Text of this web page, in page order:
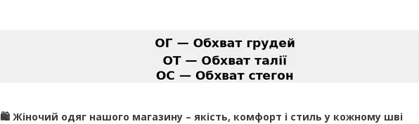
🛍️ Жіночий одяг нашого магазину – якість, комфорт і стиль у кожному шві